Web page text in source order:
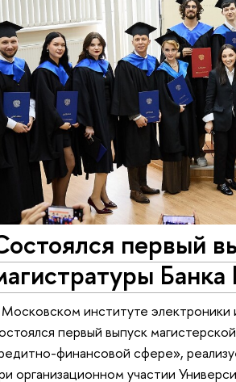
первый
институте
первый выпуск
финансовой сфере»,
организационном участии